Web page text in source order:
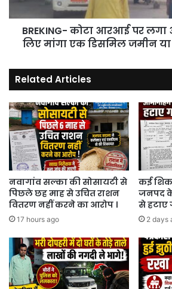
लिए
जमीन
सात
लाख
रूपए
।
BREKING- कोटा आरआई पर
लिए मांगा एक डिसमिल जमीन
Related Articles
नवागांव सल्का की सोसायटी से
पिछले छह माह से उचित राशन
वितरण नहीं करने का आरोप ।
17 hours ago
कई
जनपद के
से हटाए
2 days